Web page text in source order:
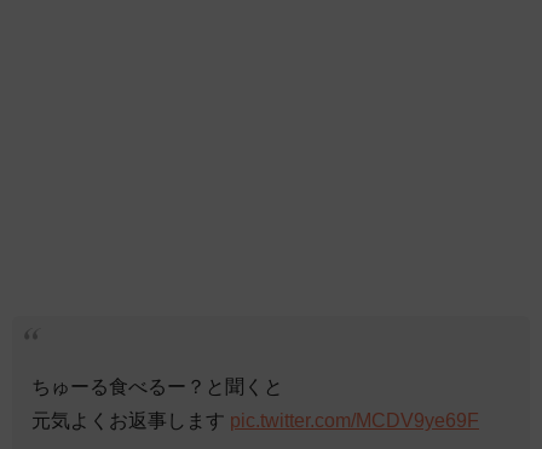
ちゅーる食べるー？と聞くと
元気よくお返事します pic.twitter.com/MCDV9ye69F